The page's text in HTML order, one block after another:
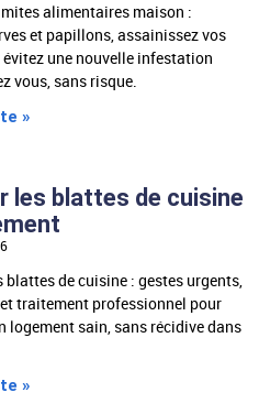
alimentaires maison :
et papillons, assainissez vos
une nouvelle infestation
vous, sans risque.
»
les blattes de cuisine
blattes de cuisine : gestes urgents,
traitement professionnel pour
logement sain, sans récidive dans
»